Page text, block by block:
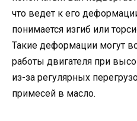
что ведет к его
понимается изгиб или
Такие деформации могут
работы двигателя при
из-за регулярных
примесей в масло.